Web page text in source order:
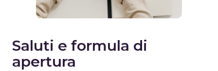
Saluti e formula di
apertura